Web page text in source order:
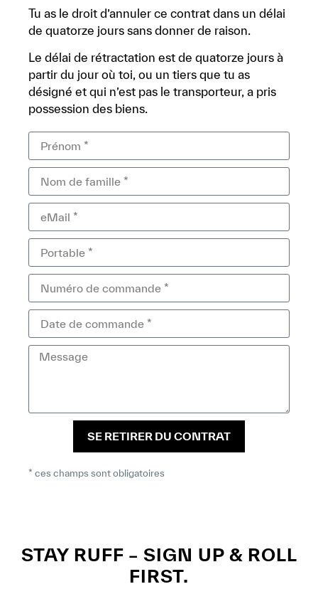
Tu as le droit d’annuler ce contrat dans un délai
de quatorze jours sans donner de raison.
Le délai de rétractation est de quatorze jours à
partir du jour où toi, ou un tiers que tu as
désigné et qui n’est pas le transporteur, a pris
possession des biens.
SE RETIRER DU CONTRAT
* ces champs sont obligatoires
STAY RUFF – SIGN UP & ROLL
FIRST.